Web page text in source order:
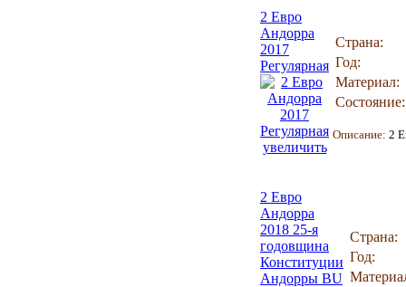
2 Евро
Андорра
2017
Регулярная
увеличить
Страна:
Год:
Материал:
Состояние:
Описание: 2
2 Евро
Андорра
2018 25-я
годовщина
Конституции
Андорры BU
Страна:
Год: